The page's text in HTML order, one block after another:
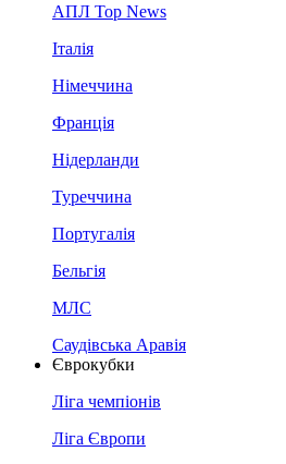
АПЛ Top News
Італія
Німеччина
Франція
Нідерланди
Туреччина
Португалія
Бельгія
МЛС
Саудівська Аравія
Єврокубки
Ліга чемпіонів
Ліга Європи